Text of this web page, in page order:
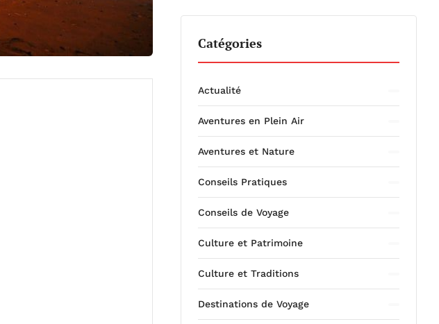
Catégories
Actualité
Aventures en Plein Air
Aventures et Nature
Conseils Pratiques
Conseils de Voyage
Culture et Patrimoine
Culture et Traditions
Destinations de Voyage